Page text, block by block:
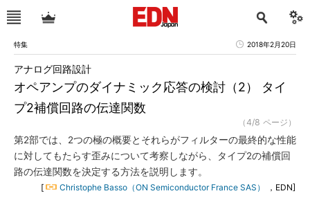
特集 2018年2月20日
オペアンプのダイナミック応答の検討（2） タイ
プ2補償回路の伝達関数
アナログ回路設計
（4/8 ページ）
第2部では、2つの極の概要とそれらがフィルターの最終的な性能
に対してもたらす歪みについて考察しながら、タイプ2の補償回
路の伝達関数を決定する方法を説明します。
[ Christophe Basso（ON Semiconductor France SAS）
，EDN]